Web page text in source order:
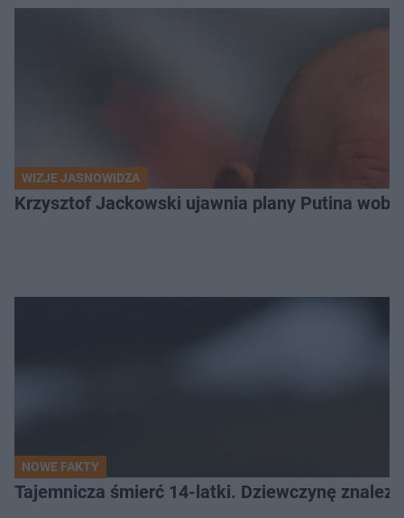
WIZJE JASNOWIDZA
Krzysztof Jackowski ujawnia plany Putina
NOWE FAKTY
Tajemnicza śmierć 14-latki. Dziewczynę